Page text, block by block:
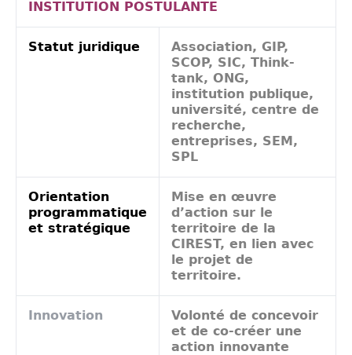
INSTITUTION POSTULANTE
Statut juridique
Association, GIP,
SCOP, SIC, Think-
tank, ONG,
institution publique,
université, centre de
recherche,
entreprises, SEM,
SPL
Orientation
programmatique
et stratégique
Mise en œuvre
d’action sur le
territoire de la
CIREST, en lien avec
le projet de
territoire.
Innovation
Volonté de concevoir
et de co-créer une
action innovante